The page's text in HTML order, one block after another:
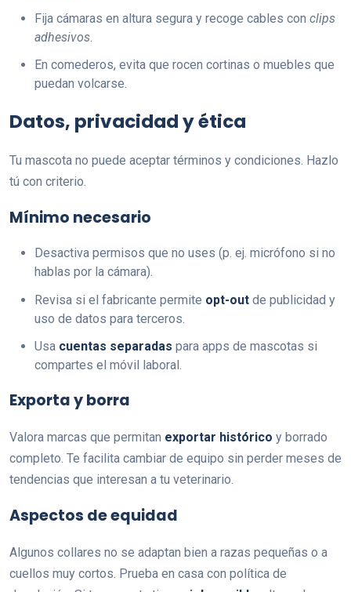
Fija cámaras en altura segura y recoge cables con clips
adhesivos.
En comederos, evita que rocen cortinas o muebles que
puedan volcarse.
Datos, privacidad y ética
Tu mascota no puede aceptar términos y condiciones. Hazlo
tú con criterio.
Mínimo necesario
Desactiva permisos que no uses (p. ej. micrófono si no
hablas por la cámara).
Revisa si el fabricante permite opt-out de publicidad y
uso de datos para terceros.
Usa cuentas separadas para apps de mascotas si
compartes el móvil laboral.
Exporta y borra
Valora marcas que permitan exportar histórico y borrado
completo. Te facilita cambiar de equipo sin perder meses de
tendencias que interesan a tu veterinario.
Aspectos de equidad
Algunos collares no se adaptan bien a razas pequeñas o a
cuellos muy cortos. Prueba en casa con política de